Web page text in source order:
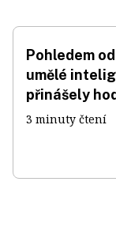
Pohledem
umělé
přinášely
3 minuty čtení